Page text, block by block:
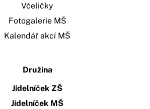
Včeličky
Fotogalerie MŠ
Kalendář akcí MŠ
Družina
Jídelníček ZŠ
Jídelníček MŠ